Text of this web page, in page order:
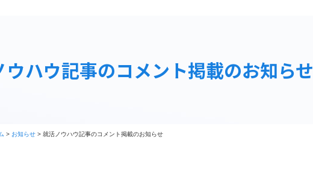
ウハウ記事のコメント掲載のお知らせ
> お知らせ > 就活ノウハウ記事のコメント掲載のお知らせ